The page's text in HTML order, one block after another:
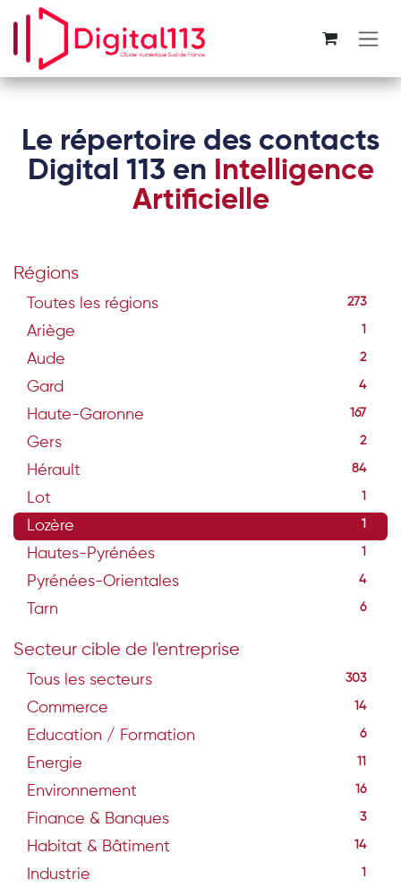
Se rendre au contenu
Le répertoire des contacts
Digital 113 en Intelligence
Artificielle
Régions
Toutes les régions 273
Ariège 1
Aude 2
Gard 4
Haute-Garonne 167
Gers 2
Hérault 84
Lot 1
Lozère 1
Hautes-Pyrénées 1
Pyrénées-Orientales 4
Tarn 6
Secteur cible de l'entreprise
Tous les secteurs 303
Commerce 14
Education / Formation 6
Energie 11
Environnement 16
Finance & Banques 3
Habitat & Bâtiment 14
Industrie 1